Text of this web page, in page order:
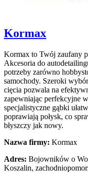
Kormax
Kormax to Twój zaufany
Akcesoria do
potrzeby zarówno
samochody. Szeroki
cięcia pozwala na
zapewniając perfekcyjne
specjalistyczne gąbki
poprawiają połysk, co
błyszczy jak nowy.
Nazwa firmy: Kormax
Adres: Bojowników o
Koszalin,